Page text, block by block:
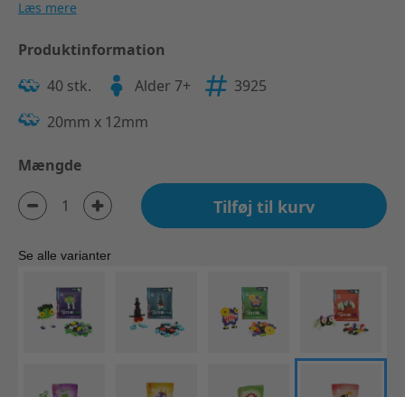
Læs mere
Produktinformation
40 stk.
Alder 7+
3925
20mm x 12mm
Mængde
Tilføj til kurv
Se alle varianter